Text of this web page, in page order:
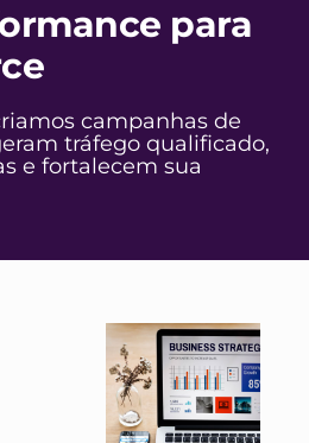
para
campanhas de
tráfego qualificado,
e fortalecem sua